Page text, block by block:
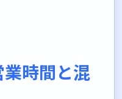
時間と混